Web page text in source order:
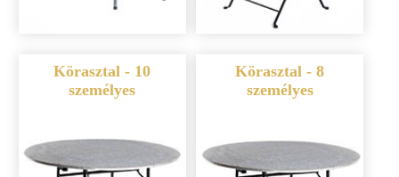
Körasztal - 10
személyes
Körasztal - 8
személyes